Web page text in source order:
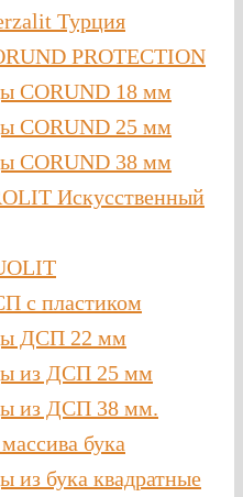
Турция
PROTECTION
CORUND 18 мм
CORUND 25 мм
CORUND 38 мм
Искусственный
с пластиком
ДСП 22 мм
из ДСП 25 мм
из ДСП 38 мм.
бука
из бука квадратные